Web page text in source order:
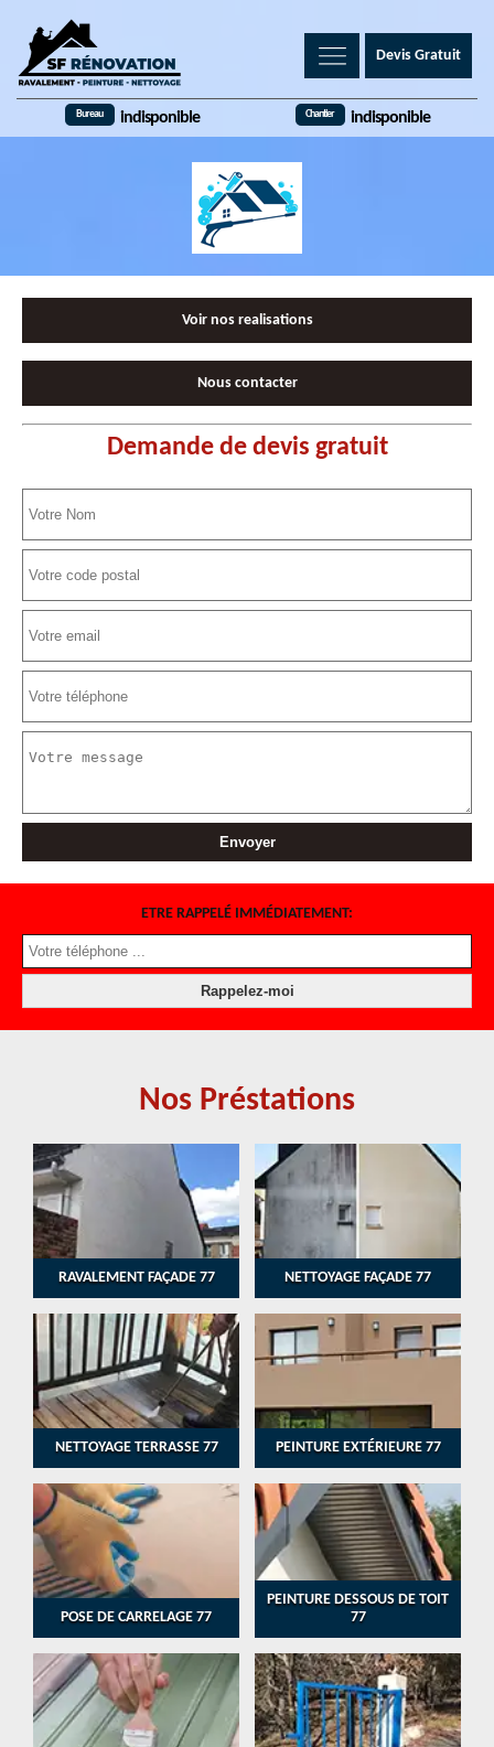
Devis Gratuit
Bureau indisponible Chantier indisponible
Voir nos realisations
Nous contacter
Demande de devis gratuit
ETRE RAPPELÉ IMMÉDIATEMENT:
Nos Préstations
RAVALEMENT FAÇADE 77 NETTOYAGE FAÇADE 77
NETTOYAGE TERRASSE 77 PEINTURE EXTÉRIEURE 77
POSE DE CARRELAGE 77
PEINTURE DESSOUS DE TOIT
77